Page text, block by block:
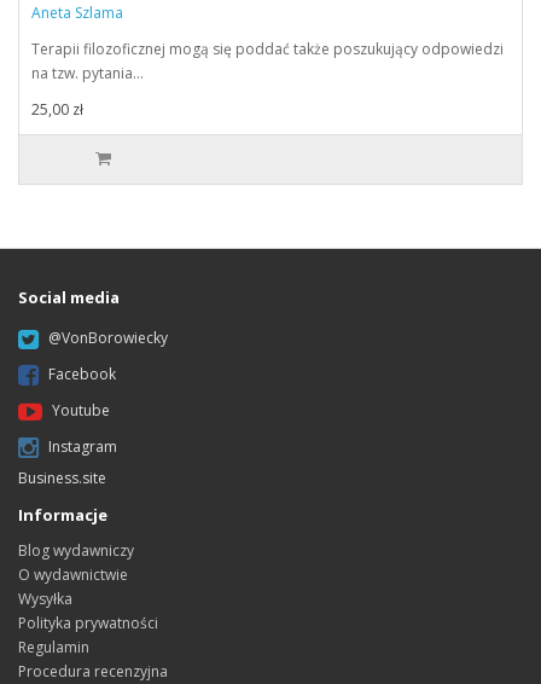
Aneta Szlama
Terapii filozoficznej mogą się poddać także poszukujący odpowiedzi
na tzw. pytania…
25,00 zł
Social media
@VonBorowiecky
Facebook
Youtube
Instagram
Business.site
Informacje
Blog wydawniczy
O wydawnictwie
Wysyłka
Polityka prywatności
Regulamin
Procedura recenzyjna